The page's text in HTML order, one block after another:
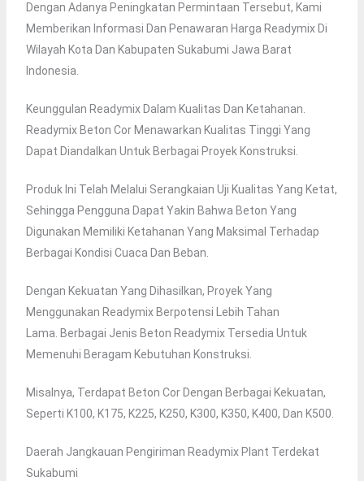
Dengan Adanya Peningkatan Permintaan Tersebut, Kami
Memberikan Informasi Dan Penawaran Harga Readymix Di
Wilayah Kota Dan Kabupaten Sukabumi Jawa Barat
Indonesia.
Keunggulan Readymix Dalam Kualitas Dan Ketahanan.
Readymix Beton Cor Menawarkan Kualitas Tinggi Yang
Dapat Diandalkan Untuk Berbagai Proyek Konstruksi.
Produk Ini Telah Melalui Serangkaian Uji Kualitas Yang Ketat,
Sehingga Pengguna Dapat Yakin Bahwa Beton Yang
Digunakan Memiliki Ketahanan Yang Maksimal Terhadap
Berbagai Kondisi Cuaca Dan Beban.
Dengan Kekuatan Yang Dihasilkan, Proyek Yang
Menggunakan Readymix Berpotensi Lebih Tahan
Lama. Berbagai Jenis Beton Readymix Tersedia Untuk
Memenuhi Beragam Kebutuhan Konstruksi.
Misalnya, Terdapat Beton Cor Dengan Berbagai Kekuatan,
Seperti K100, K175, K225, K250, K300, K350, K400, Dan K500.
Daerah Jangkauan Pengiriman Readymix Plant Terdekat
Sukabumi